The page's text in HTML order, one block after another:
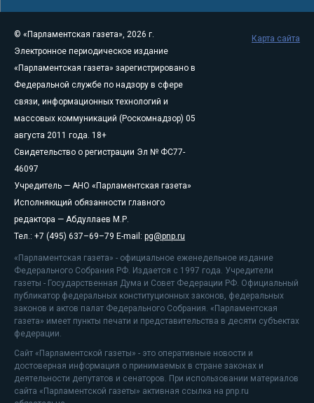
© «Парламентская газета», 2026 г.
Электронное периодическое издание
«Парламентская газета» зарегистрировано в
Федеральной службе по надзору в сфере
связи, информационных технологий и
массовых коммуникаций (Роскомнадзор) 05
августа 2011 года. 18+
Свидетельство о регистрации Эл № ФС77-
46097
Учредитель — АНО «Парламентская газета»
Исполняющий обязанности главного
редактора — Абдуллаев М.Р.
Тел.: +7 (495) 637–69–79 E-mail: pg@pnp.ru
«Парламентская газета» - официальное еженедельное издание
Федерального Собрания РФ. Издается с 1997 года. Учредители
газеты - Государственная Дума и Совет Федерации РФ. Официальный
публикатор федеральных конституционных законов, федеральных
законов и актов палат Федерального Собрания. «Парламентская
газета» имеет пункты печати и представительства в десяти субъектах
федерации.
Сайт «Парламентской газеты» - это оперативные новости и
достоверная информация о принимаемых в стране законах и
деятельности депутатов и сенаторов. При использовании материалов
сайта «Парламентской газеты» активная ссылка на pnp.ru
Карта сайта